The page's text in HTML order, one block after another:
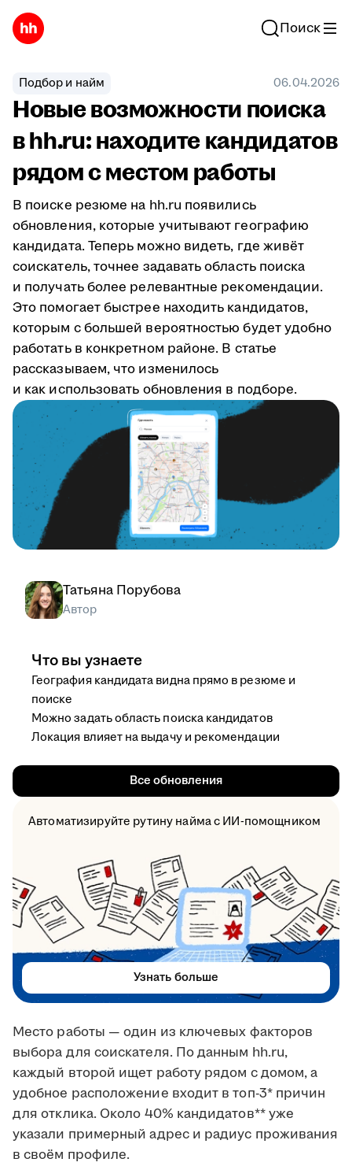
Поиск
Подбор и найм 06.04.2026
Новые возможности поиска
в hh.ru: находите кандидатов
рядом с местом работы
В поиске резюме на hh.ru появились
обновления, которые учитывают географию
кандидата. Теперь можно видеть, где живёт
соискатель, точнее задавать область поиска
и получать более релевантные рекомендации.
Это помогает быстрее находить кандидатов,
которым с большей вероятностью будет удобно
работать в конкретном районе. В статье
рассказываем, что изменилось
и как использовать обновления в подборе.
Место работы — один из ключевых факторов
выбора для соискателя. По данным hh.ru,
каждый второй ищет работу рядом с домом, а
удобное расположение входит в топ-3* причин
для отклика. Около 40% кандидатов** уже
указали примерный адрес и радиус проживания
в своём профиле.
Татьяна Порубова
Автор
Что вы узнаете
География кандидата видна прямо в резюме и
поиске
Можно задать область поиска кандидатов
Локация влияет на выдачу и рекомендации
Все обновления
Автоматизируйте рутину найма с ИИ-помощником
Узнать больше